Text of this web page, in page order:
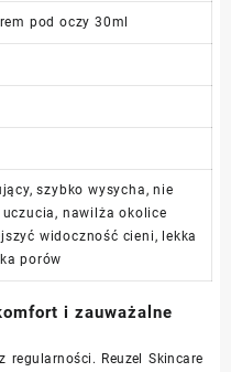
pod oczy 30ml
szybko wysycha, nie
nawilża okolice
widoczność cieni, lekka
porów
i zauważalne
regularności. Reuzel Skincare